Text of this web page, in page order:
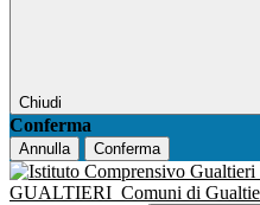
Chiudi
Conferma
Annulla Conferma
GUALTIERI Comuni di